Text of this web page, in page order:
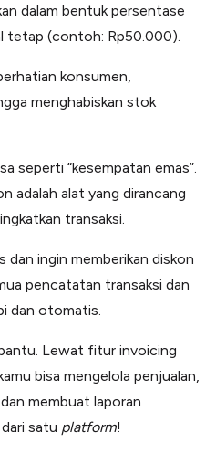
dalam bentuk persentase
tetap (contoh: Rp50.000).
konsumen,
menghabiskan stok
seperti “kesempatan emas”.
adalah alat yang dirancang
transaksi.
dan ingin memberikan diskon
pencatatan transaksi dan
dan otomatis.
Lewat fitur invoicing
bisa mengelola penjualan,
membuat laporan
satu platform!